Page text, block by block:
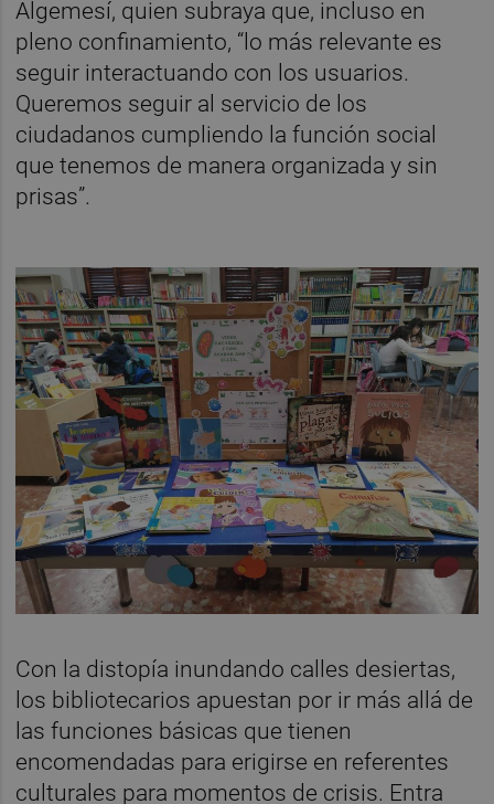
Algemesí, quien subraya que, incluso en
pleno confinamiento, “lo más relevante es
seguir interactuando con los usuarios.
Queremos seguir al servicio de los
ciudadanos cumpliendo la función social
que tenemos de manera organizada y sin
prisas”.
Con la distopía inundando calles desiertas,
los bibliotecarios apuestan por ir más allá de
las funciones básicas que tienen
encomendadas para erigirse en referentes
culturales para momentos de crisis. Entra